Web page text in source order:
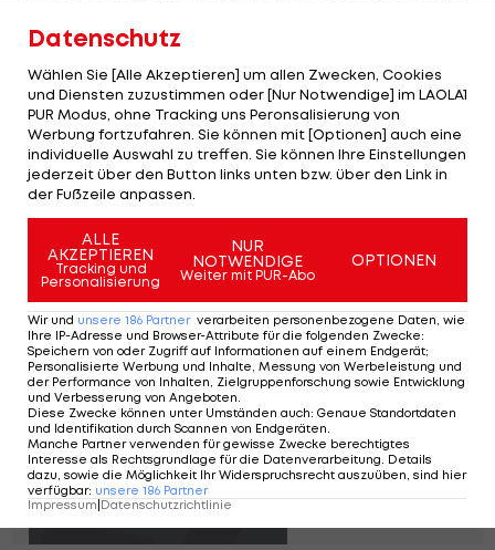
sehr erfolgreiche Monate. Wir werden wegen
werfen."
Baumgartner soll also noch den Aufstieg in die
Bundesliga schaffen. Der Rückstand auf die
Klagenfurter beträgt bei noch fünf ausstehenden
gegen Vorwärts Steyr, Wacker Innsbruck,
Liefering, Horn und FAC.
Alle Spiele der HPYBET 2. Liga sehr ihr im
kostenlosen Live-Stream bei LAOLA1!
Baumgartner:
Schwerer
Autounfall
Datenschutz
Wählen Sie [Alle Akzeptieren] um allen Zwecken, Cookies
und Diensten zuzustimmen oder [Nur Notwendige] im LAOLA1
PUR Modus, ohne Tracking uns Peronsalisierung von
Werbung fortzufahren. Sie können mit [Optionen] auch eine
individuelle Auswahl zu treffen. Sie können Ihre Einstellungen
jederzeit über den Button links unten bzw. über den Link in
der Fußzeile anpassen.
ALLE
AKZEPTIEREN
Tracking und
Personalisierung
NUR
NOTWENDIGE
Weiter mit PUR-Abo
OPTIONEN
Wir und unsere 186 Partner verarbeiten personenbezogene Daten, wie
Ihre IP-Adresse und Browser-Attribute für die folgenden Zwecke:
Speichern von oder Zugriff auf Informationen auf einem Endgerät;
Personalisierte Werbung und Inhalte, Messung von Werbeleistung und
der Performance von Inhalten, Zielgruppenforschung sowie Entwicklung
und Verbesserung von Angeboten
Diese Zwecke können unter Umständen auch: Genaue Standortdaten
und Identifikation durch Scannen von Endgeräten
Manche Partner verwenden für gewisse Zwecke berechtigtes
Interesse als Rechtsgrundlage für die Datenverarbeitung. Details
dazu, sowie die Möglichkeit Ihr Widerspruchsrecht auszuüben, sind hier
verfügbar: unsere 186 Partner
Impressum|Datenschutzrichtlinie